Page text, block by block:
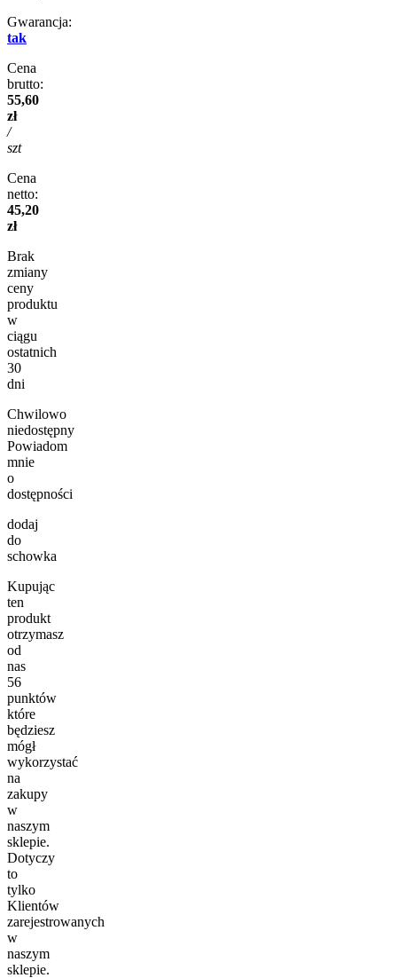
Gwarancja:
tak
Cena
brutto:
55,60
zł
/
szt
Cena
netto:
45,20
zł
Brak
zmiany
ceny
produktu
w
ciągu
ostatnich
30
dni
Chwilowo
niedostępny
Powiadom
mnie
o
dostępności
dodaj
do
schowka
Kupując
ten
produkt
otrzymasz
od
nas
56
punktów
które
będziesz
mógł
wykorzystać
na
zakupy
w
naszym
sklepie.
Dotyczy
to
tylko
Klientów
zarejestrowanych
w
naszym
sklepie.